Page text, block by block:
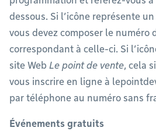
dessous. Si l’icône représente
vous devez composer le numéro
correspondant à celle-ci. Si
site Web Le point de vente, cela
vous inscrire en ligne à
par téléphone au numéro sans
Événements gratuits